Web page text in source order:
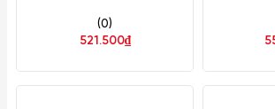
(0)
521.500₫